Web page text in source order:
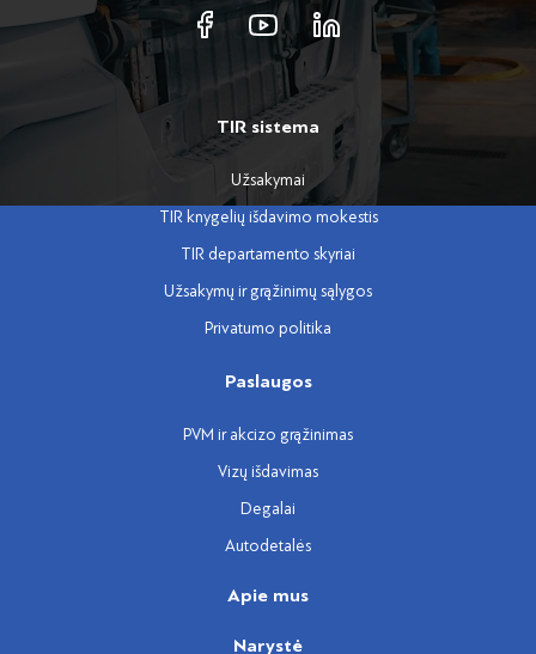
TIR sistema
Užsakymai
TIR knygelių išdavimo mokestis
TIR departamento skyriai
Užsakymų ir grąžinimų sąlygos
Privatumo politika
Paslaugos
PVM ir akcizo grąžinimas
Vizų išdavimas
Degalai
Autodetalės
Apie mus
Narystė